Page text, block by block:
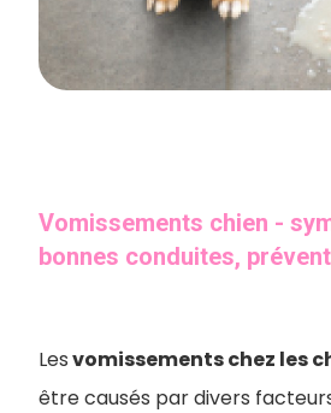
Vomissements chien -
bonnes conduites,
Lesvomissements chez les
être causés par divers